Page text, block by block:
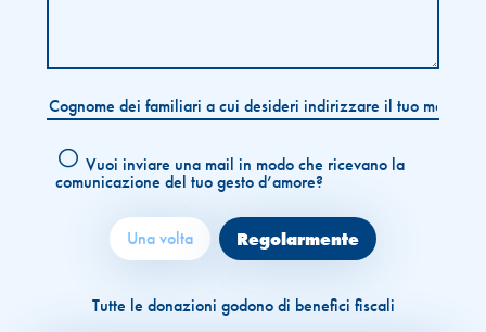
comunicazione del tuo gesto d’amore?
Una volta Regolarmente